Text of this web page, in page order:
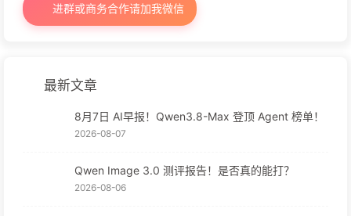
进群或商务合作请加我微信
最新文章
8月7日 AI早报！Qwen3.8-Max 登顶 Agent 榜单！
2026-08-07
Qwen Image 3.0 测评报告！是否真的能打？
2026-08-06